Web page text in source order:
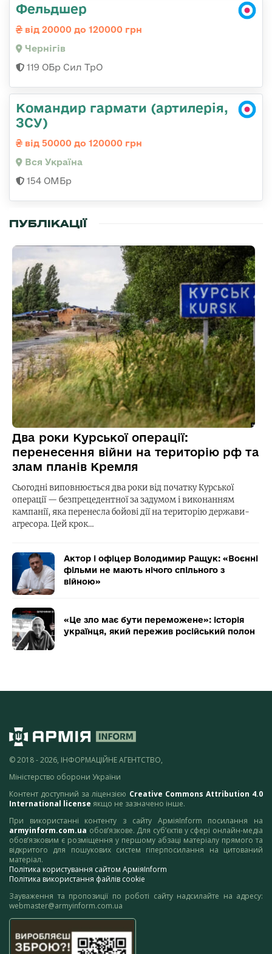
Фельдшер
від 20000 до 120000 грн
Чернігів
119 ОБр Сил ТрО
Командир гармати (артилерія,
ЗСУ)
від 50000 до 120000 грн
Вся Україна
154 ОМБр
ПУБЛІКАЦІЇ
Два роки Курської операції:
перенесення війни на територію рф та
злам планів Кремля
Сьогодні виповнюється два роки від початку Курської
операції — безпрецедентної за задумом і виконанням
кампанії, яка перенесла бойові дії на територію держави-
агресора. Цей крок…
Актор і офіцер Володимир Ращук: «Воєнні
фільми не мають нічого спільного з
війною»
«Це зло має бути переможене»: історія
українця, який пережив російський полон
© 2018 - 2026, ІНФОРМАЦІЙНЕ АГЕНТСТВО,
Міністерство оборони України
Контент доступний за ліцензією Creative Commons Attribution 4.0
International license якщо не зазначено інше.
При використанні контенту з сайту АрміяInform посилання на
armyinform.com.ua обов’язкове. Для суб’єктів у сфері онлайн-медіа
обов’язковим є розміщення у першому абзаці матеріалу прямого та
відкритого для пошукових систем гіперпосилання на цитований
матеріал.
Політика користування сайтом АрміяInform
Політика використання файлів cookie
Зауваження та пропозиції по роботі сайту надсилайте на адресу:
webmaster@armyinform.com.ua